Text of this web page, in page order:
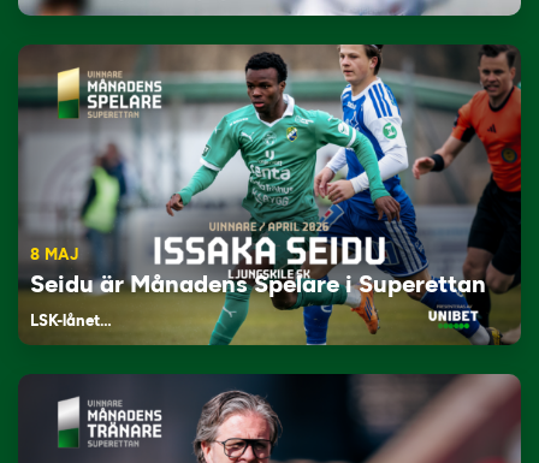
8 MAJ
Seidu är Månadens Spelare i Superettan
LSK-lånet…